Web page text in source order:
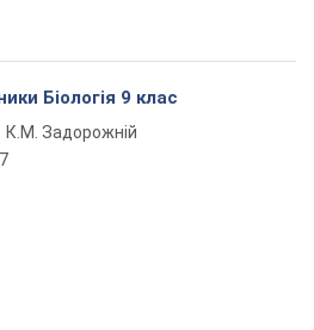
Біологія 9 клас
К.М. Задорожній